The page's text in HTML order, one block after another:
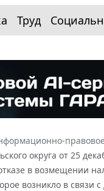
Труд
округа от 25
в возмещении
возникло в связи